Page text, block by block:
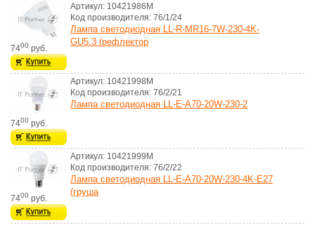
7400 руб.
Артикул: 10421986M
Код производителя: 76/1/24
Лампа светодиодная LL-R-MR16-7W-230-4K-
GU5.3 (рефлектор
7400 руб.
Артикул: 10421998M
Код производителя: 76/2/21
Лампа светодиодная LL-E-A70-20W-230-2
7400 руб.
Артикул: 10421999M
Код производителя: 76/2/22
Лампа светодиодная LL-E-A70-20W-230-4K-E27
(груша